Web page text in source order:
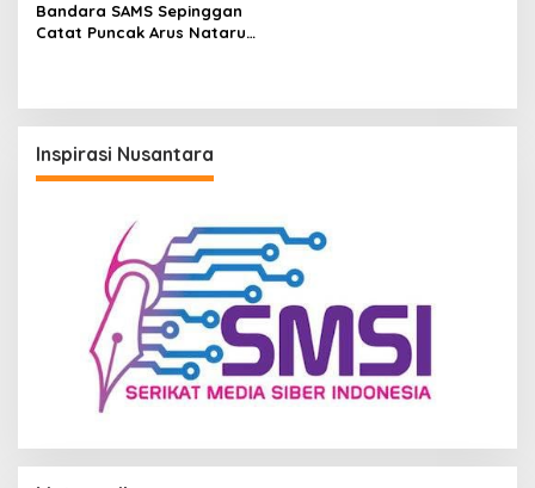
Bandara SAMS Sepinggan
Catat Puncak Arus Nataru,
Inspirasi Nusantara